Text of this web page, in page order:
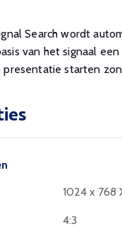
Search wordt
van het signaal een
starten
1024 x 768
4:3